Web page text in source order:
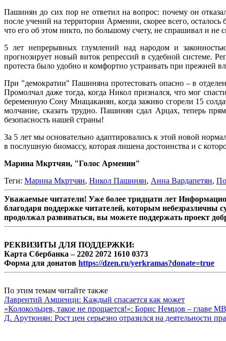
Пашинян до сих пор не ответил на вопрос: почему он
после учений на территории Армении, скорее всего,
что его об этом никто, по большому счету, не спрашивал и не
5 лет непрерывных глумлений над народом и
прогнозирует новый виток репрессий в судебной системе.
протеста было удобно и комфортно устраивать при прежней
При "демократии" Пашиняна протестовать опасно – в
Промолчал даже тогда, когда Никол признался, что мог
беременную Сону Мнацаканян, когда заживо сгорели 15
молчание, сказать трудно. Пашинян сдал Арцах, теперь
безопасность нашей страны!
За 5 лет мы основательно адаптировались к этой новой
в послушную биомассу, которая лишена достоинства и с
Марина Мкртчян, "Голос Армении"
Теги: Марина Мкртчян, Никол Пашинян, Анна Вардапетян,
Уважаемые читатели! Уже более тридцати лет
благодаря поддержке читателей, которым небезразличны
продолжал развиваться, вы можете поддержать проект
РЕКВИЗИТЫ ДЛЯ ПОДДЕРЖКИ:
Карта Сбербанка – 2202 2072 1610 0373
Форма для донатов https://dzen.ru/yerkramas?donate=true
По этим темам читайте также
Лаврентий Амшенци: Каждый спасается как может
«Колокольцев, такое не прощается!»: Борис Немцов – главе
Д. Арутюнян: Рост цен серьезно отразился на деятельности